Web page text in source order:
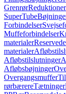
GrenrørReduktioner
SuperTube
Forbindelser
Muffeforbindelser
materialer
materialer
Afløbstilslutninger
Afløbsbøjninger
Overgangsmuffer
rørbærereTætninger